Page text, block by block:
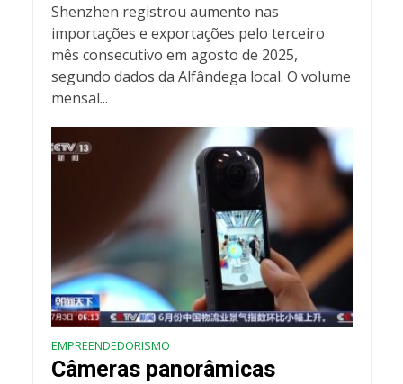
Shenzhen registrou aumento nas
importações e exportações pelo terceiro
mês consecutivo em agosto de 2025,
segundo dados da Alfândega local. O volume
mensal...
EMPREENDEDORISMO
Câmeras panorâmicas